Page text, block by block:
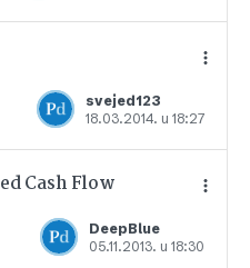
svejed123
18.03.2014. u 18:27
Dodajte u favorite
Cash Flow
DeepBlue
05.11.2013. u 18:30
Dodajte u favorite